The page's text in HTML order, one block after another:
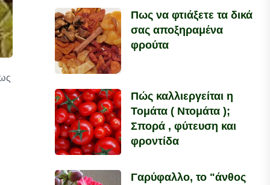
Πως να φτιάξετε τα δικά
σας αποξηραμένα
φρούτα
Πώς καλλιεργείται η
Τομάτα ( Ντομάτα );
Σπορά , φύτευση και
φροντίδα
Γαρύφαλλο, το "άνθος